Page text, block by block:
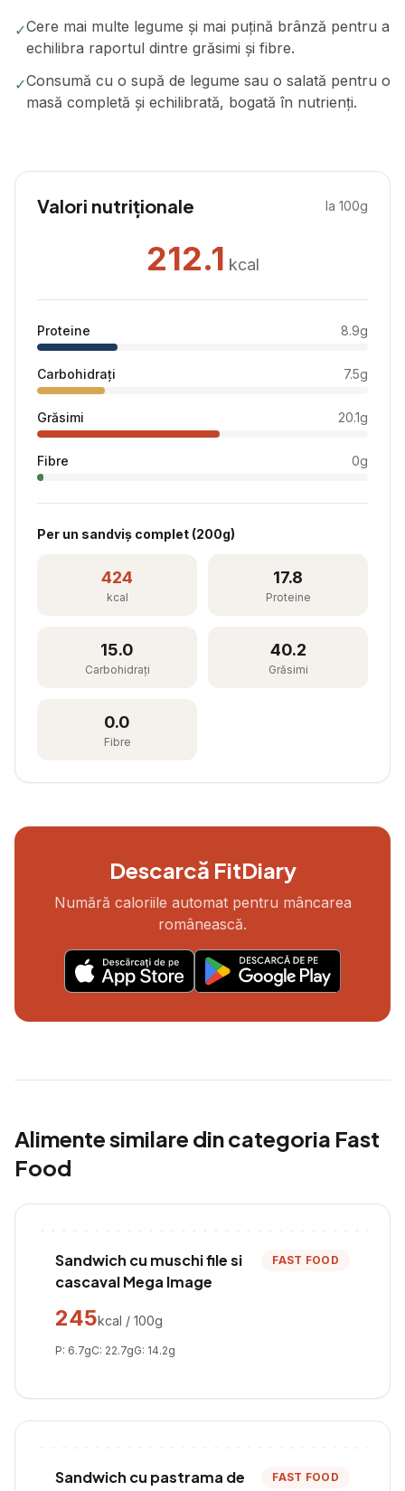
✓Cere mai multe legume și mai puțină brânză pentru a
echilibra raportul dintre grăsimi și fibre.
✓Consumă cu o supă de legume sau o salată pentru o
masă completă și echilibrată, bogată în nutrienți.
Valori nutriționale la 100g
212.1 kcal
Proteine 8.9g
Carbohidrați 7.5g
Grăsimi 20.1g
Fibre 0g
Per un sandviș complet (200g)
424
kcal
17.8
Proteine
15.0
Carbohidrați
40.2
Grăsimi
0.0
Fibre
Descarcă FitDiary
Numără caloriile automat pentru mâncarea
românească.
Alimente similare din categoria Fast
Food
Sandwich cu muschi file si
cascaval Mega Image
FAST FOOD
245kcal / 100g
P: 6.7gC: 22.7gG: 14.2g
Sandwich cu pastrama de
FAST FOOD